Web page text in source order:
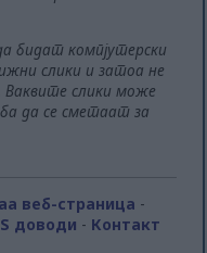
бидат компјутерски
слики и затоа не
Ваквите слики може
да се сметаат за
веб-страница -
доводи - Контакт